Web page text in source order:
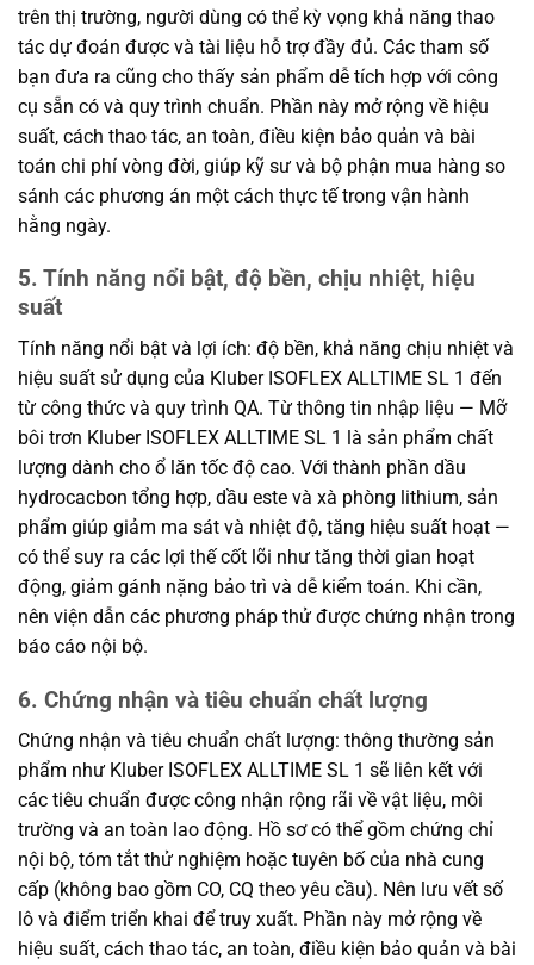
trên thị trường, người dùng có thể kỳ vọng khả năng thao
tác dự đoán được và tài liệu hỗ trợ đầy đủ. Các tham số
bạn đưa ra cũng cho thấy sản phẩm dễ tích hợp với công
cụ sẵn có và quy trình chuẩn. Phần này mở rộng về hiệu
suất, cách thao tác, an toàn, điều kiện bảo quản và bài
toán chi phí vòng đời, giúp kỹ sư và bộ phận mua hàng so
sánh các phương án một cách thực tế trong vận hành
hằng ngày.
5. Tính năng nổi bật, độ bền, chịu nhiệt, hiệu
suất
Tính năng nổi bật và lợi ích: độ bền, khả năng chịu nhiệt và
hiệu suất sử dụng của Kluber ISOFLEX ALLTIME SL 1 đến
từ công thức và quy trình QA. Từ thông tin nhập liệu — Mỡ
bôi trơn Kluber ISOFLEX ALLTIME SL 1 là sản phẩm chất
lượng dành cho ổ lăn tốc độ cao. Với thành phần dầu
hydrocacbon tổng hợp, dầu este và xà phòng lithium, sản
phẩm giúp giảm ma sát và nhiệt độ, tăng hiệu suất hoạt —
có thể suy ra các lợi thế cốt lõi như tăng thời gian hoạt
động, giảm gánh nặng bảo trì và dễ kiểm toán. Khi cần,
nên viện dẫn các phương pháp thử được chứng nhận trong
báo cáo nội bộ.
6. Chứng nhận và tiêu chuẩn chất lượng
Chứng nhận và tiêu chuẩn chất lượng: thông thường sản
phẩm như Kluber ISOFLEX ALLTIME SL 1 sẽ liên kết với
các tiêu chuẩn được công nhận rộng rãi về vật liệu, môi
trường và an toàn lao động. Hồ sơ có thể gồm chứng chỉ
nội bộ, tóm tắt thử nghiệm hoặc tuyên bố của nhà cung
cấp (không bao gồm CO, CQ theo yêu cầu). Nên lưu vết số
lô và điểm triển khai để truy xuất. Phần này mở rộng về
hiệu suất, cách thao tác, an toàn, điều kiện bảo quản và bài